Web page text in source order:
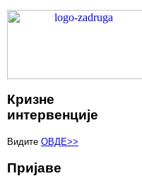
Кризне
интервенције
Видите ОВДЕ>>
Пријаве